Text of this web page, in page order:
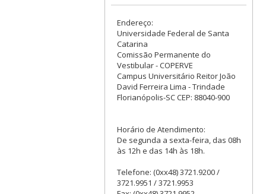
Endereço:
Universidade Federal de Santa
Catarina
Comissão Permanente do
Vestibular - COPERVE
Campus Universitário Reitor João
David Ferreira Lima - Trindade
Florianópolis-SC CEP: 88040-900
Horário de Atendimento:
De segunda a sexta-feira, das 08h
às 12h e das 14h às 18h.
Telefone: (0xx48) 3721.9200 /
3721.9951 / 3721.9953